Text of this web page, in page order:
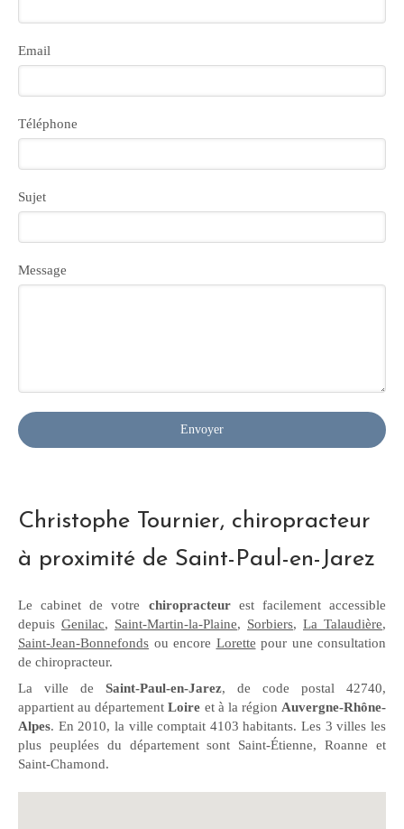
Email
Téléphone
Sujet
Message
Envoyer
Christophe Tournier, chiropracteur
à proximité de Saint-Paul-en-Jarez
Le cabinet de votre chiropracteurest facilement accessible
depuis Genilac, Saint-Martin-la-Plaine, Sorbiers, La Talaudière,
Saint-Jean-Bonnefonds ou encore Lorette pour une consultation
de chiropracteur.
La ville de Saint-Paul-en-Jarez, de code postal 42740,
appartient au départementLoire et à la région Auvergne-Rhône-
Alpes. En 2010, la ville comptait 4103 habitants. Les 3 villes les
plus peuplées du département sont Saint-Étienne, Roanne et
Saint-Chamond.